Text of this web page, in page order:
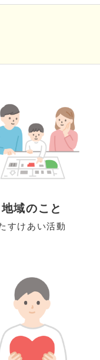
地域のこと
すけあい活動